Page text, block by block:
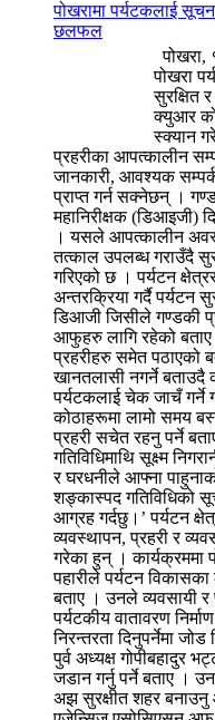
पोखरामा पर्यटकलाई
छलफल
पोखरा,
पोखरा
सुरक्षित
क्युआर
स्क्यान
प्रहरीका आपत्कालीन
जानकारी, आवश्यक
प्राप्त गर्न सक्नेछन् ।
महानिरीक्षक (डिआइजी)
। यसले आपत्कालीन
तत्काल उपलब्ध गराउँदै
गरिएको छ । पर्यटन
अन्तरक्रिया गर्दै
डिआजी जिसीले गण्डकी
आफुहरु लागि रहेको बताए
प्रहरीहरु समेत पठाएको
खानतलासी नगर्ने बताउदै
पर्यटकलाई चेक जाचँ गर्ने
कोठाहरूमा लामो समय
प्रहरी सचेत रहनु पर्ने
गतिविधिमाथि सूक्ष्म
र घरधनीले आफ्ना
शङ्कास्पद गतिविधिको
आग्रह गर्दछु।’ पर्यटन
व्यवस्थापन, प्रहरी र
गरेका हुन् । कार्यक्रममा
पहारीले पर्यटन विकासका
बताए । उनले व्यवसायी र
पर्यटकीय वातावरण
निरन्तरता दिनुपर्नेमा
पुर्व अध्यक्ष गोपीबहादुर
जडान गर्नु पर्ने बताए ।
अझ सुरक्षीत शहर